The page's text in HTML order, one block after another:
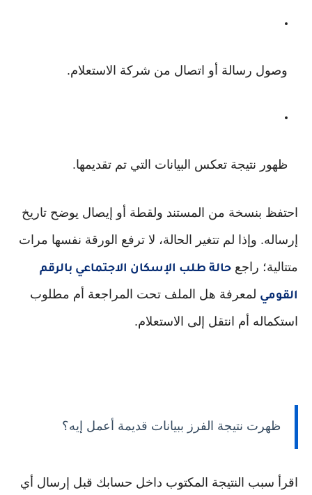
وصول رسالة أو اتصال من شركة الاستعلام.
ظهور نتيجة تعكس البيانات التي تم تقديمها.
احتفظ بنسخة من المستند ولقطة أو إيصال يوضح تاريخ
إرساله. وإذا لم تتغير الحالة، لا ترفع الورقة نفسها مرات
متتالية؛ راجع حالة طلب الإسكان الاجتماعي بالرقم
القومي لمعرفة هل الملف تحت المراجعة أم مطلوب
استكماله أم انتقل إلى الاستعلام.
ظهرت نتيجة الفرز ببيانات قديمة أعمل إيه؟
اقرأ سبب النتيجة المكتوب داخل حسابك قبل إرسال أي